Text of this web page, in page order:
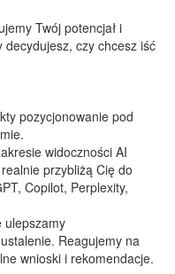
Twój potencjał i
czy chcesz iść
pozycjonowanie pod
widoczności AI
przybliżą Cię do
Copilot, Perplexity,
ulepszamy
Reagujemy na
wnioski i rekomendacje.